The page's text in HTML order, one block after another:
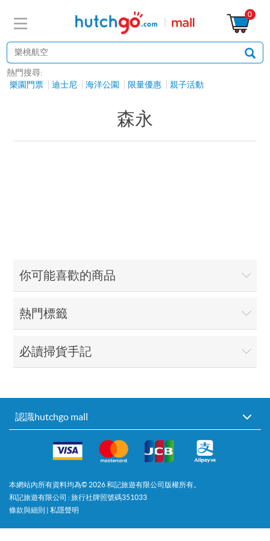
0
熱門搜尋:
樂園門票
迪士尼 海洋公園 限量優惠 親子活動
森永
你可能喜歡的商品
熱門標籤
必讀掃貨手記
認識hutchgo mall
本網站內所有資料均為© 2026和記旅遊有限公司版權所有。
和記旅遊有限公司 : 旅行社牌照號碼351033
條款與細則 | 私隱聲明